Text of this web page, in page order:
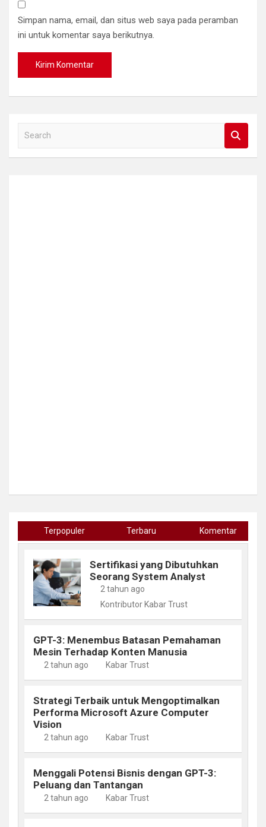
Simpan nama, email, dan situs web saya pada peramban
ini untuk komentar saya berikutnya.
a
Terpopuler Terbaru Komentar
Sertifikasi yang Dibutuhkan
Seorang System Analyst
2 tahun ago
Kontributor Kabar Trust
GPT-3: Menembus Batasan Pemahaman
Mesin Terhadap Konten Manusia
2 tahun ago Kabar Trust
Strategi Terbaik untuk Mengoptimalkan
Performa Microsoft Azure Computer
Vision
2 tahun ago Kabar Trust
Menggali Potensi Bisnis dengan GPT-3:
Peluang dan Tantangan
2 tahun ago Kabar Trust